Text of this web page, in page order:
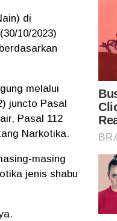
di
10/2023)
melalui
juncto Pasal
Pasal 112
Narkotika.
masing
jenis shabu